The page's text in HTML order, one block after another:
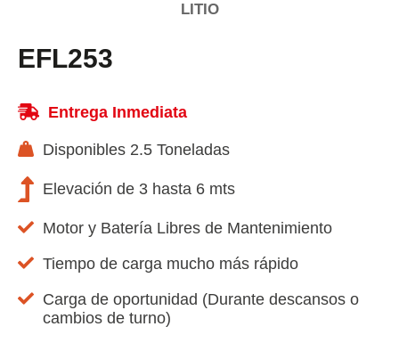
LITIO
EFL253
Entrega Inmediata
Disponibles 2.5 Toneladas
Elevación de 3 hasta 6 mts
Motor y Batería Libres de Mantenimiento
Tiempo de carga mucho más rápido
Carga de oportunidad (Durante descansos o
cambios de turno)